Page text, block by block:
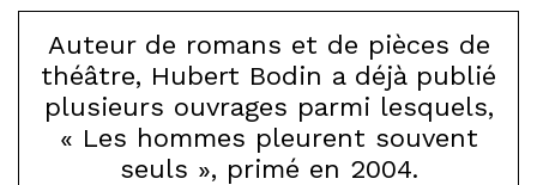
Auteur de romans et de pièces de
théâtre, Hubert Bodin a déjà publié
plusieurs ouvrages parmi lesquels,
« Les hommes pleurent souvent
seuls », primé en 2004.